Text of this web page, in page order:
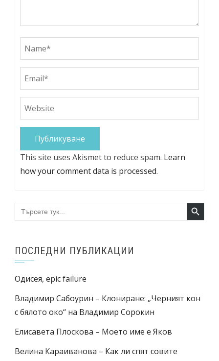
This site uses Akismet to reduce spam. Learn
how your comment data is processed.
Search
for:
Search Button
ПОСЛЕДНИ ПУБЛИКАЦИИ
Одисея, epic failure
Владимир Сабоурин – Клониране: „Черният кон
с бялото око“ на Владимир Сорокин
Елисавета Плоскова – Моето име е Яков
Велина Караиванова – Как ли спят совите